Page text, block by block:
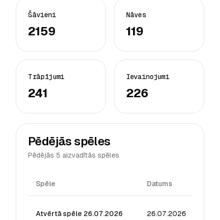
Šāvieni
2159
Nāves
119
Trāpījumi
241
Ievainojumi
226
Pēdējās spēles
Pēdējās 5 aizvadītās spēles
Spēle Datums
Atvērtā spēle 26.07.2026 26.07.2026